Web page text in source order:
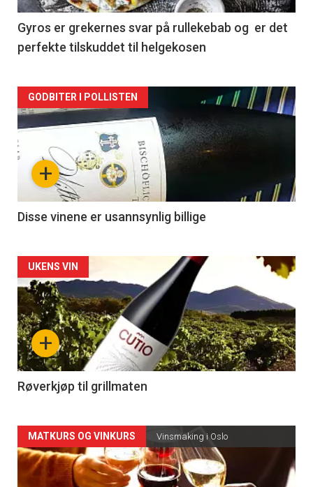
2
Gyros er grekernes svar på rullekebab og er det
perfekte tilskuddet til helgekosen
Forsiden
akkurat
nå
3
+
GODBITER I POLLISTEN
Disse vinene er usannsynlig billige
Forsiden
akkurat
nå
-
4
+
UKENS VIN
Røverkjøp til grillmaten
Forsiden
akkurat
MATKURS OG VINKURS Vinsmaking i Oslo